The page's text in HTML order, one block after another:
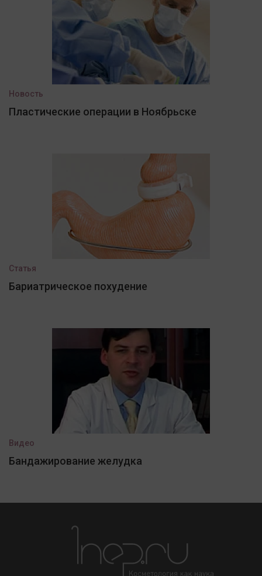
Новость
Пластические операции в Ноябрьске
Статья
Бариатрическое похудение
Видео
Бандажирование желудка